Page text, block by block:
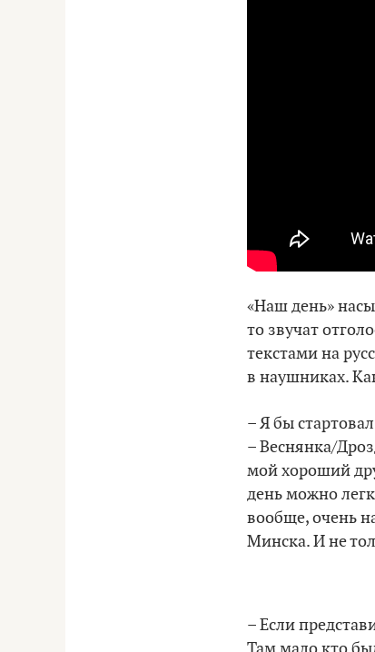
«Наш день»
то звучат
текстами на
в наушниках.
– Я бы
– Веснянка/
мой хороший
день можно
вообще, очень
Минска. И не
– Если